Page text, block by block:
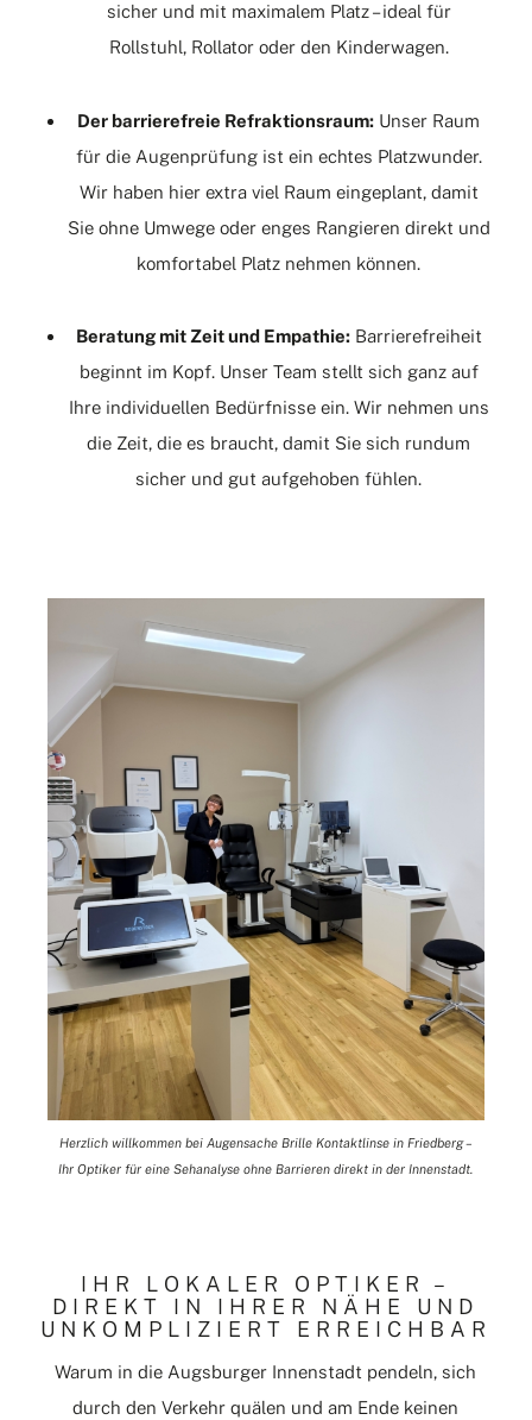
sicher und mit maximalem Platz – ideal für
Rollstuhl, Rollator oder den Kinderwagen.
Der barrierefreie Refraktionsraum: Unser Raum
für die Augenprüfung ist ein echtes Platzwunder.
Wir haben hier extra viel Raum eingeplant, damit
Sie ohne Umwege oder enges Rangieren direkt und
komfortabel Platz nehmen können.
Beratung mit Zeit und Empathie:Barrierefreiheit
beginnt im Kopf. Unser Team stellt sich ganz auf
Ihre individuellen Bedürfnisse ein. Wir nehmen uns
die Zeit, die es braucht, damit Sie sich rundum
sicher und gut aufgehoben fühlen.
Herzlich willkommen bei Augensache Brille Kontaktlinse in Friedberg –
Ihr Optiker für eine Sehanalyse ohne Barrieren direkt in der Innenstadt.
IHR LOKALER OPTIKER –
DIREKT IN IHRER NÄHE UND
UNKOMPLIZIERT ERREICHBAR
Warum in die Augsburger Innenstadt pendeln, sich
durch den Verkehr quälen und am Ende keinen